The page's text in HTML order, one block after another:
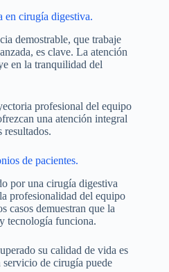
en cirugía digestiva.
demostrable, que trabaje
es clave. La atención
en la tranquilidad del
profesional del equipo
una atención integral
resultados.
de pacientes.
por una cirugía digestiva
profesionalidad del equipo
casos demuestran que la
tecnología funciona.
su calidad de vida es
servicio de cirugía puede